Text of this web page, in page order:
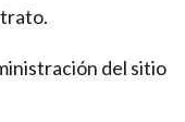
del sitio